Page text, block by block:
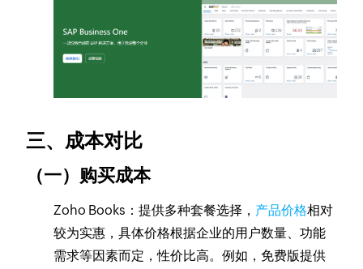
三、成本对比
（一）购买成本
Zoho Books：提供多种套餐选择， 产品价格相对
较为实惠，具体价格根据企业的用户数量、功能
需求等因素而定，性价比高。例如，免费版提供